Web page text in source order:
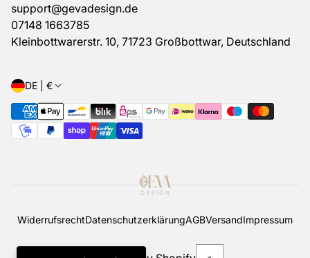
ETSY
support@gevadesign.de
07148 1663785
Kleinbottwarerstr. 10, 71723 Großbottwar, Deutschland
DE | €
WiderrufsrechtDatenschutzerklärungAGBVersandImpressum